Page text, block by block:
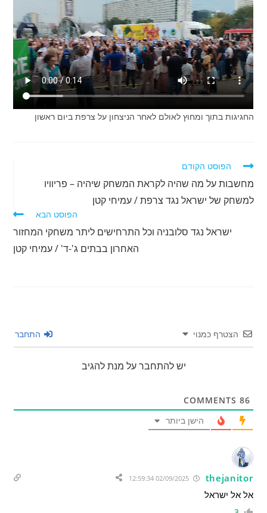
החגיגות בתוך ומחוץ לאולם לאחר הניצחון על צרפת ביום ראשון
לקרוא
נוספים
הפוסט הקודם
מחשבות על מה שהיה לקראת המשחק שיהיה – פריוויו
למשחק של ישראל נגד צרפת / עמיחי קטן
הפוסט הבא
ישראל נגד סלובניה וכל התרחישים ליתר משחקי המחזור
האחרון בבתים ג'-ד' / עמיחי קטן
הצטרף כמנוי התחבר
יש להתחבר על מנת להגיב
86
הישן ביותר
thejanitor
02/09/2025 12:59:34
אל אל ישראל